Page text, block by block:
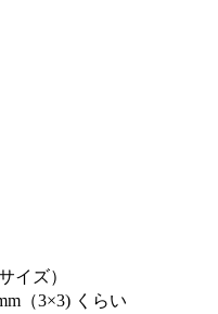
イズ）
（3×3) くらい